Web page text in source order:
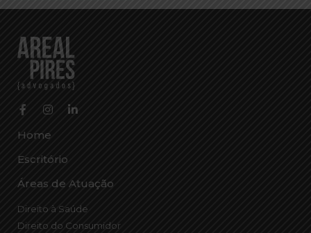
Home
Escritório
Áreas de Atuação
Direito à Saúde
Direito do Consumidor